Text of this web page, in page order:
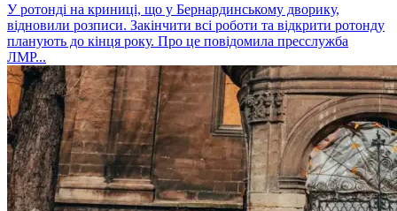
У ротонді на криниці, що у Бернардинському дворику,
відновили розписи. Закінчити всі роботи та відкрити ротонду
планують до кінця року. Про це повідомила пресслужба
ЛМР...